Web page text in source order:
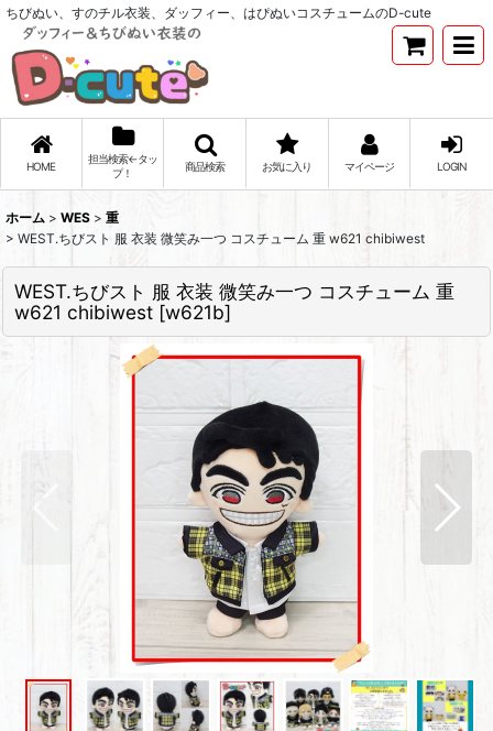
ちびぬい、すのチル衣装、ダッフィー、はぴぬいコスチュームのD-cute
HOME
担当検索←タッ
プ！
商品検索 お気に入り マイページ LOGIN
ホーム > WES > 重
> WEST.ちびスト 服 衣装 微笑み一つ コスチューム 重 w621 chibiwest
WEST.ちびスト 服 衣装 微笑み一つ コスチューム 重
w621 chibiwest [w621b]